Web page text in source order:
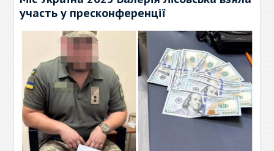
участь у пресконференції